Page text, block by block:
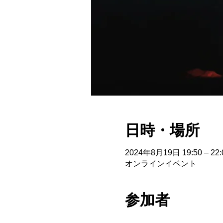
日時・場所
2024年8月19日 19:50 –
オンラインイベント
参加者